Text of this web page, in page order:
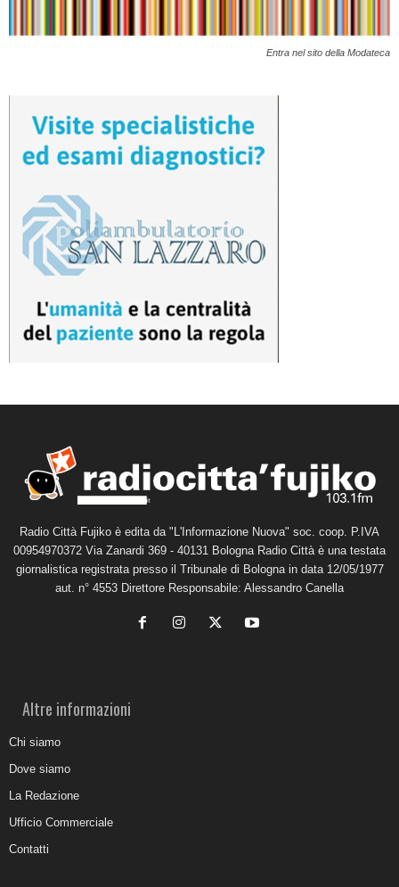
Entra nel sito della Modateca
Radio Città Fujiko è edita da "L'Informazione Nuova" soc. coop. P.IVA
00954970372 Via Zanardi 369 - 40131 Bologna Radio Città è una testata
giornalistica registrata presso il Tribunale di Bologna in data 12/05/1977
aut. n° 4553 Direttore Responsabile: Alessandro Canella
Altre informazioni
Chi siamo
Dove siamo
La Redazione
Ufficio Commerciale
Contatti